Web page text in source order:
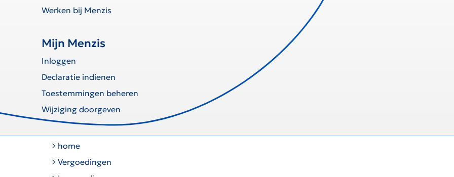
Werken bij Menzis
Mijn Menzis
Inloggen
Declaratie indienen
Toestemmingen beheren
Wijziging doorgeven
home
Vergoedingen